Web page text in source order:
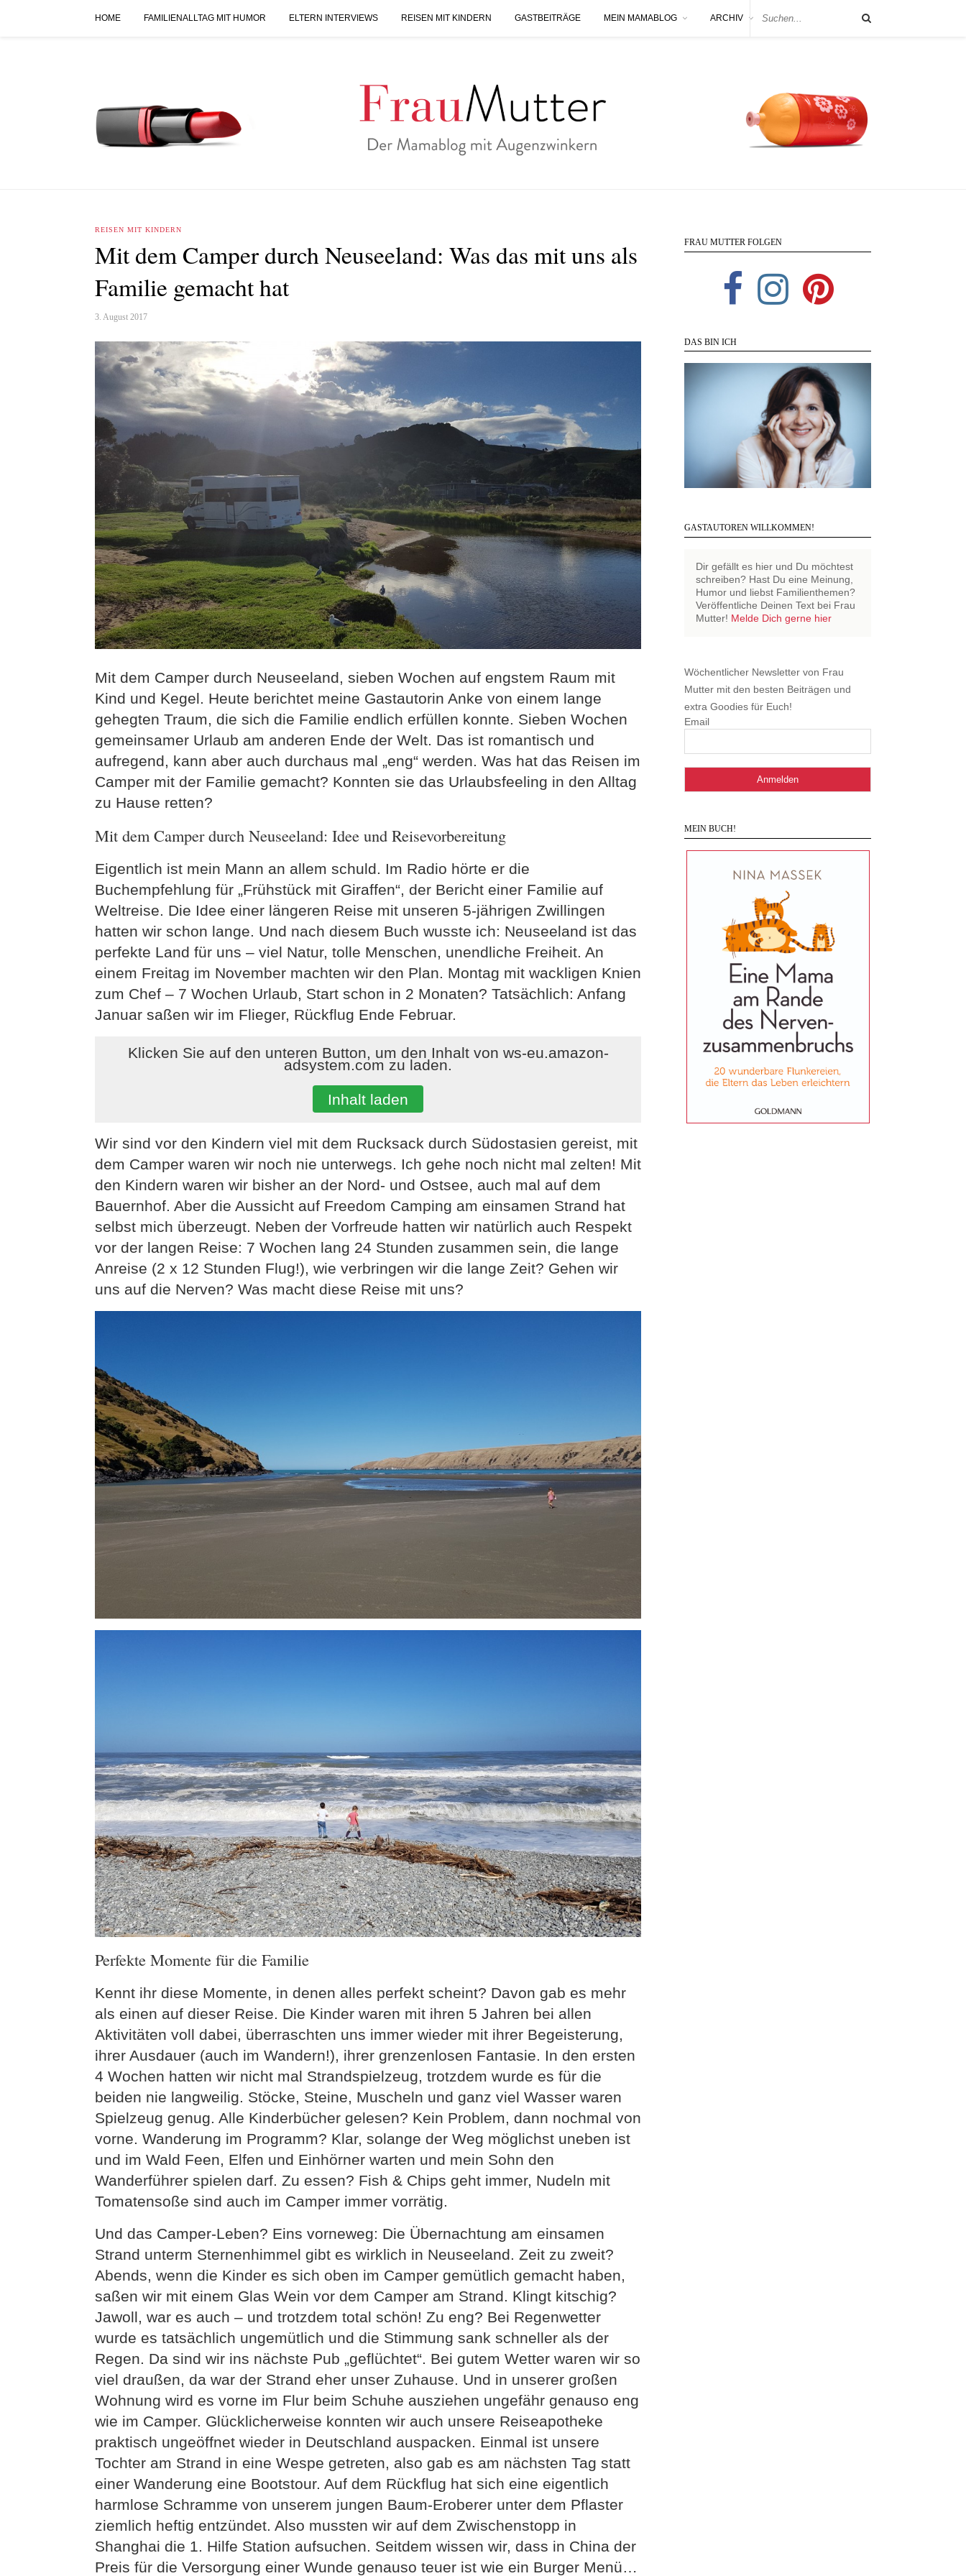
HOME FAMILIENALLTAG MIT HUMOR ELTERN INTERVIEWS REISEN MIT KINDERN GASTBEITRÄGE MEIN MAMABLOG ARCHIV
REISEN MIT KINDERN
Mit dem Camper durch Neuseeland: Was das mit uns als
Familie gemacht hat
3. August 2017
Mit dem Camper durch Neuseeland, sieben Wochen auf engstem Raum mit
Kind und Kegel. Heute berichtet meine Gastautorin Anke von einem lange
gehegten Traum, die sich die Familie endlich erfüllen konnte. Sieben Wochen
gemeinsamer Urlaub am anderen Ende der Welt. Das ist romantisch und
aufregend, kann aber auch durchaus mal „eng“ werden. Was hat das Reisen im
Camper mit der Familie gemacht? Konnten sie das Urlaubsfeeling in den Alltag
zu Hause retten?
Mit dem Camper durch Neuseeland: Idee und Reisevorbereitung
Eigentlich ist mein Mann an allem schuld. Im Radio hörte er die
Buchempfehlung für „Frühstück mit Giraffen“, der Bericht einer Familie auf
Weltreise. Die Idee einer längeren Reise mit unseren 5-jährigen Zwillingen
hatten wir schon lange. Und nach diesem Buch wusste ich: Neuseeland ist das
perfekte Land für uns – viel Natur, tolle Menschen, unendliche Freiheit. An
einem Freitag im November machten wir den Plan. Montag mit wackligen Knien
zum Chef – 7 Wochen Urlaub, Start schon in 2 Monaten? Tatsächlich: Anfang
Januar saßen wir im Flieger, Rückflug Ende Februar.
Klicken Sie auf den unteren Button, um den Inhalt von ws-eu.amazon-
adsystem.com zu laden.
Inhalt laden
Wir sind vor den Kindern viel mit dem Rucksack durch Südostasien gereist, mit
dem Camper waren wir noch nie unterwegs. Ich gehe noch nicht mal zelten! Mit
den Kindern waren wir bisher an der Nord- und Ostsee, auch mal auf dem
Bauernhof. Aber die Aussicht auf Freedom Camping am einsamen Strand hat
selbst mich überzeugt. Neben der Vorfreude hatten wir natürlich auch Respekt
vor der langen Reise: 7 Wochen lang 24 Stunden zusammen sein, die lange
Anreise (2 x 12 Stunden Flug!), wie verbringen wir die lange Zeit? Gehen wir
uns auf die Nerven? Was macht diese Reise mit uns?
Perfekte Momente für die Familie
Kennt ihr diese Momente, in denen alles perfekt scheint? Davon gab es mehr
als einen auf dieser Reise. Die Kinder waren mit ihren 5 Jahren bei allen
Aktivitäten voll dabei, überraschten uns immer wieder mit ihrer Begeisterung,
ihrer Ausdauer (auch im Wandern!), ihrer grenzenlosen Fantasie. In den ersten
4 Wochen hatten wir nicht mal Strandspielzeug, trotzdem wurde es für die
beiden nie langweilig. Stöcke, Steine, Muscheln und ganz viel Wasser waren
Spielzeug genug. Alle Kinderbücher gelesen? Kein Problem, dann nochmal von
vorne. Wanderung im Programm? Klar, solange der Weg möglichst uneben ist
und im Wald Feen, Elfen und Einhörner warten und mein Sohn den
Wanderführer spielen darf. Zu essen? Fish & Chips geht immer, Nudeln mit
Tomatensoße sind auch im Camper immer vorrätig.
Und das Camper-Leben? Eins vorneweg: Die Übernachtung am einsamen
Strand unterm Sternenhimmel gibt es wirklich in Neuseeland. Zeit zu zweit?
Abends, wenn die Kinder es sich oben im Camper gemütlich gemacht haben,
saßen wir mit einem Glas Wein vor dem Camper am Strand. Klingt kitschig?
Jawoll, war es auch – und trotzdem total schön! Zu eng? Bei Regenwetter
wurde es tatsächlich ungemütlich und die Stimmung sank schneller als der
Regen. Da sind wir ins nächste Pub „geflüchtet“. Bei gutem Wetter waren wir so
viel draußen, da war der Strand eher unser Zuhause. Und in unserer großen
Wohnung wird es vorne im Flur beim Schuhe ausziehen ungefähr genauso eng
wie im Camper. Glücklicherweise konnten wir auch unsere Reiseapotheke
praktisch ungeöffnet wieder in Deutschland auspacken. Einmal ist unsere
Tochter am Strand in eine Wespe getreten, also gab es am nächsten Tag statt
einer Wanderung eine Bootstour. Auf dem Rückflug hat sich eine eigentlich
harmlose Schramme von unserem jungen Baum-Eroberer unter dem Pflaster
ziemlich heftig entzündet. Also mussten wir auf dem Zwischenstopp in
Shanghai die 1. Hilfe Station aufsuchen. Seitdem wissen wir, dass in China der
Preis für die Versorgung einer Wunde genauso teuer ist wie ein Burger Menü…
FRAU MUTTER FOLGEN
DAS BIN ICH
GASTAUTOREN WILLKOMMEN!
Dir gefällt es hier und Du möchtest
schreiben? Hast Du eine Meinung,
Humor und liebst Familienthemen?
Veröffentliche Deinen Text bei Frau
Mutter! Melde Dich gerne hier
Wöchentlicher Newsletter von Frau
Mutter mit den besten Beiträgen und
extra Goodies für Euch!
Email
MEIN BUCH!